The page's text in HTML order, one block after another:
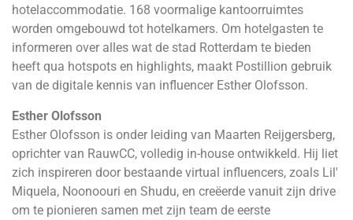
hotelaccommodatie. 168 voormalige kantoorruimtes
worden omgebouwd tot hotelkamers. Om hotelgasten te
informeren over alles wat de stad Rotterdam te bieden
heeft qua hotspots en highlights, maakt Postillion gebruik
van de digitale kennis van influencer Esther Olofsson.
Esther Olofsson
Esther Olofsson is onder leiding van Maarten Reijgersberg,
oprichter van RauwCC, volledig in-house ontwikkeld. Hij liet
zich inspireren door bestaande virtual influencers, zoals Lil'
Miquela, Noonoouri en Shudu, en creëerde vanuit zijn drive
om te pionieren samen met zijn team de eerste